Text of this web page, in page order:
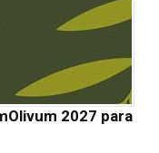
2027 para